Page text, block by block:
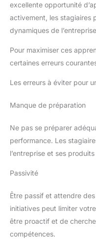
excellente opportunité
activement, les stagiaires
dynamiques de
Pour maximiser ces
certaines erreurs
Les erreurs à éviter pour
Manque de préparation
Ne pas se préparer
performance. Les
l’entreprise et ses
Passivité
Être passif et attendre
initiatives peut limiter
être proactif et de
compétences.